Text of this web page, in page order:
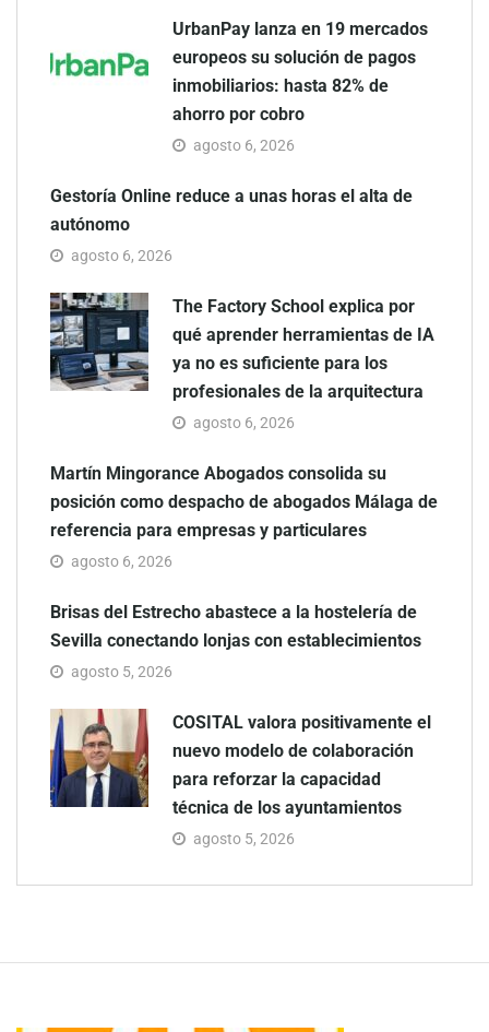
UrbanPay lanza en 19 mercados
europeos su solución de pagos
inmobiliarios: hasta 82% de
ahorro por cobro
agosto 6, 2026
Gestoría Online reduce a unas horas el alta de
autónomo
agosto 6, 2026
The Factory School explica por
qué aprender herramientas de IA
ya no es suficiente para los
profesionales de la arquitectura
agosto 6, 2026
Martín Mingorance Abogados consolida su
posición como despacho de abogados Málaga de
referencia para empresas y particulares
agosto 6, 2026
Brisas del Estrecho abastece a la hostelería de
Sevilla conectando lonjas con establecimientos
agosto 5, 2026
COSITAL valora positivamente el
nuevo modelo de colaboración
para reforzar la capacidad
técnica de los ayuntamientos
agosto 5, 2026